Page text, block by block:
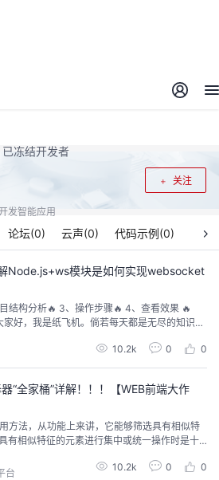
发智能应用
台
已冻结开发者
关注
论坛(0) 云声(0) 代码示例(0)
Node.js+ws模块是如何实现websocket
结构分析🔥 3、操作步骤🔥 4、查看效果 🔥
好，我是纸飞机。倘若每天都是无尽的知识
无味吧。今天就给大家带来个比较有成就感的
个简易聊天室！文末有代码地址。​ 效果图 看
来就为您一一讲解：🔥 2、项目结构分析​项目...
10.2k 0 0
“全家桶”详解！！！【WEB前端大作
方法，从功能上来讲，它能够筛选具有相似特
有相似特征的元素进行集中或统一操作时是十
10.2k 0 0